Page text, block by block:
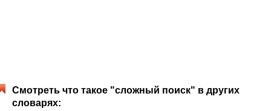
Смотреть что такое "сложный поиск" в других
словарях: